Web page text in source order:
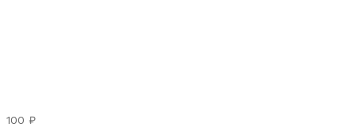
100 ₽